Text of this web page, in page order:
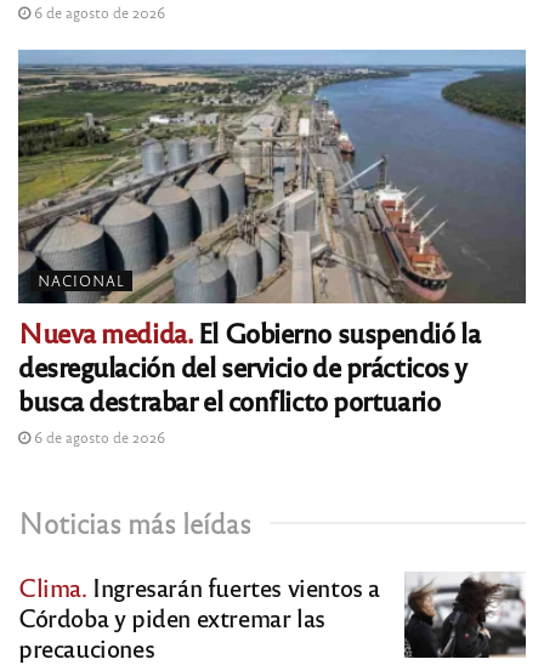
6 de agosto de 2026
NACIONAL
Nueva medida.El Gobierno suspendió la
desregulación del servicio de prácticos y
busca destrabar el conflicto portuario
6 de agosto de 2026
Noticias más leídas
Clima. Ingresarán fuertes vientos a
Córdoba y piden extremar las
precauciones